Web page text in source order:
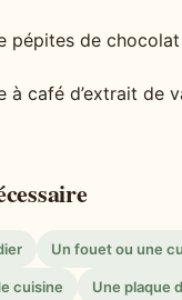
pépites de
à café d’extrait de
Un fouet ou une
cuisine Une plaque